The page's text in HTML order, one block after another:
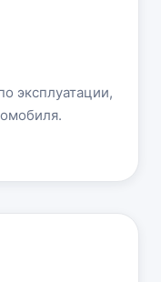
эксплуатации,